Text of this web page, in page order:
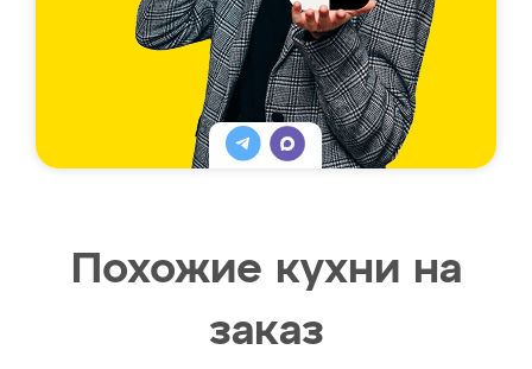
Похожие кухни на
заказ